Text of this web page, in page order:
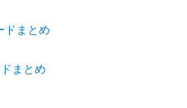
まとめ
まとめ